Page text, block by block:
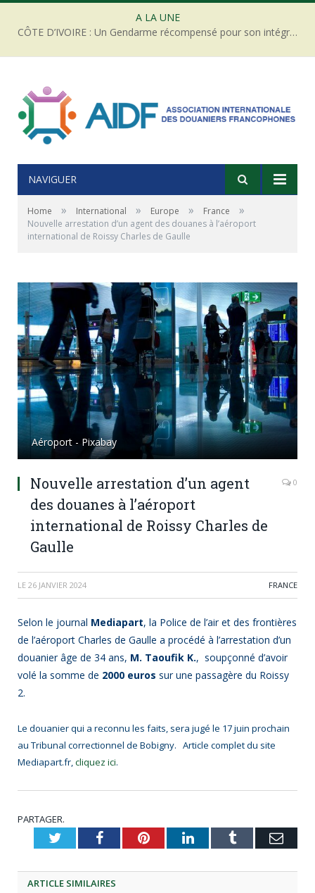
A LA UNE
CÔTE D’IVOIRE : Un Gendarme récompensé pour son intégrité face à une tentative de corruption
NAVIGUER
Home » International » Europe » France »
Nouvelle arrestation d’un agent des douanes à l’aéroport
international de Roissy Charles de Gaulle
Aéroport - Pixabay
Nouvelle arrestation d’un agent
des douanes à l’aéroport
international de Roissy Charles de
Gaulle
0
LE 26 JANVIER 2024 FRANCE
Selon le journal Mediapart, la Police de l’air et des frontières
de l’aéroport Charles de Gaulle a procédé à l’arrestation d’un
douanier âge de 34 ans, M. Taoufik K., soupçonné d’avoir
volé la somme de 2000 euros sur une passagère du Roissy
2.
Le douanier qui a reconnu les faits, sera jugé le 17 juin prochain
au Tribunal correctionnel de Bobigny. Article complet du site
Mediapart.fr,cliquez ici.
PARTAGER.
TwitterFacebookPinterestLinkedInTumblr
ARTICLE SIMILAIRES